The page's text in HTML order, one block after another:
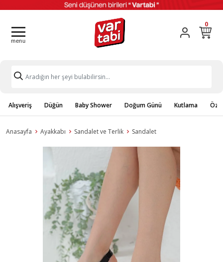
0
Alışveriş Düğün Baby Shower Doğum Günü Kutlama
Anasayfa Ayakkabı Sandalet ve Terlik Sandalet